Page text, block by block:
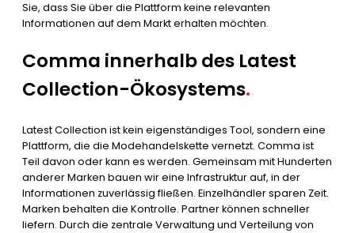
Sie, dass Sie über die Plattform keine relevanten
Informationen auf dem Markt erhalten möchten.
Comma innerhalb des Latest
Collection-Ökosystems.
Latest Collection ist kein eigenständiges Tool, sondern eine
Plattform, die die Modehandelskette vernetzt. Comma ist
Teil davon oder kann es werden. Gemeinsam mit Hunderten
anderer Marken bauen wir eine Infrastruktur auf, in der
Informationen zuverlässig fließen. Einzelhändler sparen Zeit.
Marken behalten die Kontrolle. Partner können schneller
liefern. Durch die zentrale Verwaltung und Verteilung von